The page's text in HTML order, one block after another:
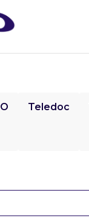
Teledoc